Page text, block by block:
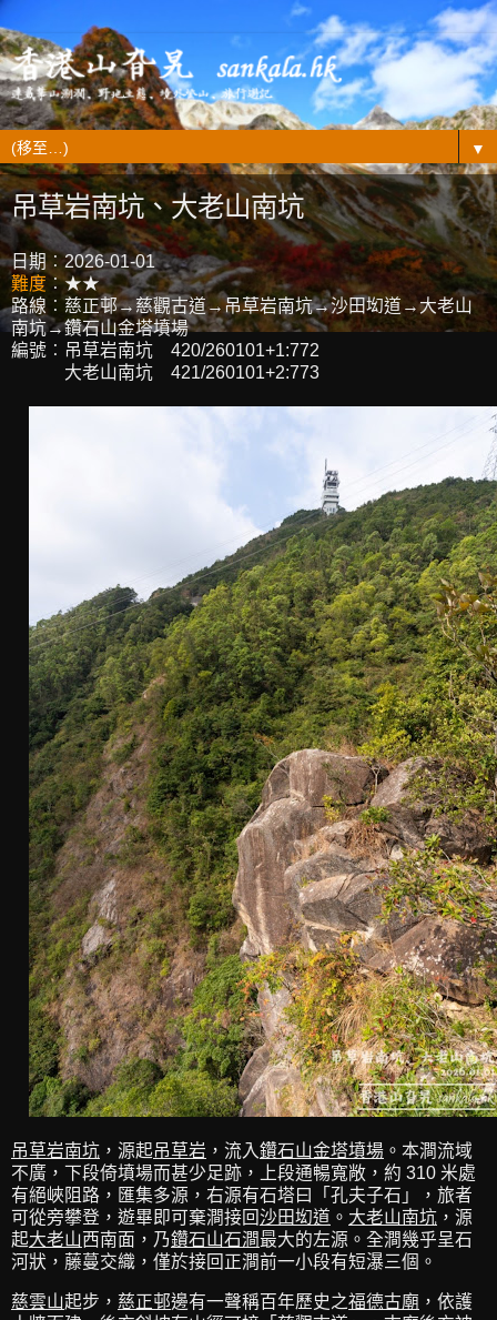
▼
吊草岩南坑、大老山南坑
日期︰2026-01-01
難度 ︰★★
路線︰慈正邨→慈觀古道→吊草岩南坑→沙田㘭道→大老山
南坑→鑽石山金塔墳場
編號︰吊草岩南坑 420/260101+1:772
大老山南坑 421/260101+2:773
吊草岩南坑 ，源起吊草岩 ，流入鑽石山金塔墳場 。本澗流域
不廣，下段倚墳場而甚少足跡，上段通暢寬敞，約 310 米處
有絕峽阻路，匯集多源，右源有石塔曰「孔夫子石」，旅者
可從旁攀登，遊畢即可棄澗接回 沙田㘭道 。 大老山南坑 ，源
起大老山西南面，乃鑽石山石澗最大的左源。全澗幾乎呈石
河狀，藤蔓交織，僅於接回正澗前一小段有短瀑三個。
慈雲山起步， 慈正邨邊有一聲稱百年歷史之福德古廟 ，依護